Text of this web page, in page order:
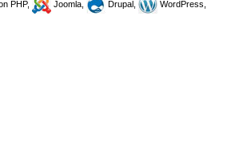
PHP, Joomla, Drupal,
WordPress,